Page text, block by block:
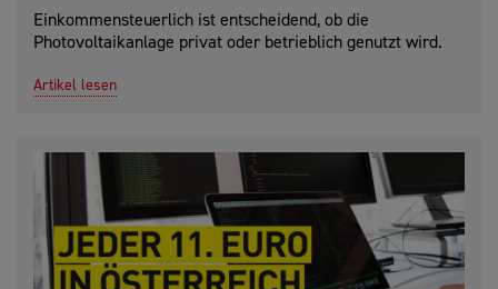
Einkommensteuerlich ist entscheidend, ob die
Photovoltaikanlage privat oder betrieblich genutzt wird.
Artikel lesen